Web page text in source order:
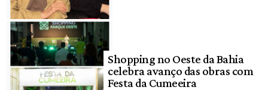
Shopping no Oeste da Bahia
celebra avanço das obras com
Festa da Cumeeira